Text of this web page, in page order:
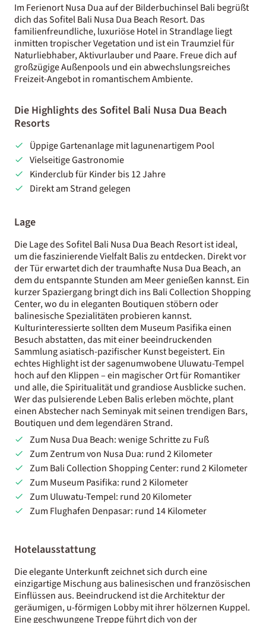
Im Ferienort Nusa Dua auf der Bilderbuchinsel Bali begrüßt
dich das Sofitel Bali Nusa Dua Beach Resort. Das
familienfreundliche, luxuriöse Hotel in Strandlage liegt
inmitten tropischer Vegetation und ist ein Traumziel für
Naturliebhaber, Aktivurlauber und Paare. Freue dich auf
großzügige Außenpools und ein abwechslungsreiches
Freizeit-Angebot in romantischem Ambiente.
Die Highlights des Sofitel Bali Nusa Dua Beach
Resorts
Üppige Gartenanlage mit lagunenartigem Pool
Vielseitige Gastronomie
Kinderclub für Kinder bis 12 Jahre
Direkt am Strand gelegen
Lage
Die Lage des Sofitel Bali Nusa Dua Beach Resort ist ideal,
um die faszinierende Vielfalt Balis zu entdecken. Direkt vor
der Tür erwartet dich der traumhafte Nusa Dua Beach, an
dem du entspannte Stunden am Meer genießen kannst. Ein
kurzer Spaziergang bringt dich ins Bali Collection Shopping
Center, wo du in eleganten Boutiquen stöbern oder
balinesische Spezialitäten probieren kannst.
Kulturinteressierte sollten dem Museum Pasifika einen
Besuch abstatten, das mit einer beeindruckenden
Sammlung asiatisch-pazifischer Kunst begeistert. Ein
echtes Highlight ist der sagenumwobene Uluwatu-Tempel
hoch auf den Klippen – ein magischer Ort für Romantiker
und alle, die Spiritualität und grandiose Ausblicke suchen.
Wer das pulsierende Leben Balis erleben möchte, plant
einen Abstecher nach Seminyak mit seinen trendigen Bars,
Boutiquen und dem legendären Strand.
Zum Nusa Dua Beach: wenige Schritte zu Fuß
Zum Zentrum von Nusa Dua: rund 2 Kilometer
Zum Bali Collection Shopping Center: rund 2 Kilometer
Zum Museum Pasifika: rund 2 Kilometer
Zum Uluwatu-Tempel: rund 20 Kilometer
Zum Flughafen Denpasar: rund 14 Kilometer
Hotelausstattung
Die elegante Unterkunft zeichnet sich durch eine
einzigartige Mischung aus balinesischen und französischen
Einflüssen aus. Beeindruckend ist die Architektur der
geräumigen, u-förmigen Lobby mit ihrer hölzernen Kuppel.
Eine geschwungene Treppe führt dich von der